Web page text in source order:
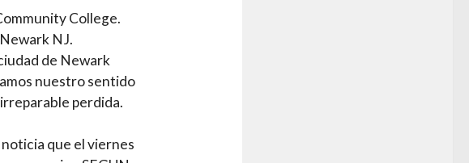
College.
NJ.
de Newark
nuestro sentido
perdida.
que el viernes